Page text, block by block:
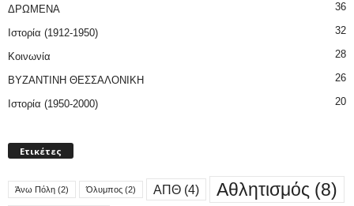
ΔΡΩΜΕΝΑ 36
Ιστορία (1912-1950) 32
Κοινωνία 28
ΒΥΖΑΝΤΙΝΗ ΘΕΣΣΑΛΟΝΙΚΗ 26
Ιστορία (1950-2000) 20
Ετικέτες
Άνω Πόλη (2) Όλυμπος (2) ΑΠΘ (4) Αθλητισμός (8)